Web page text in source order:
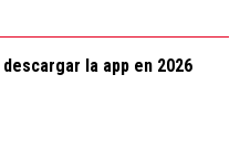
la app en 2026